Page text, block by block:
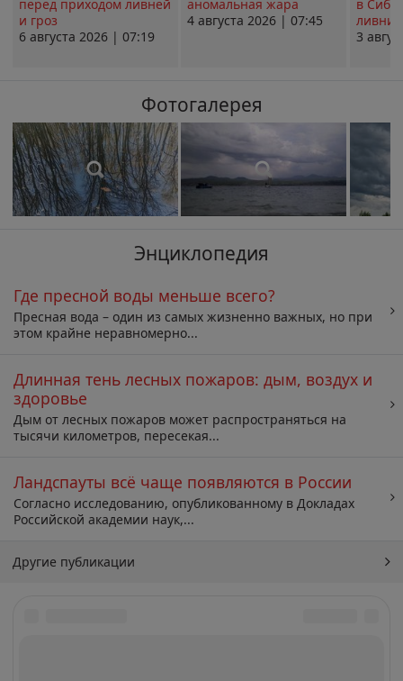
перед приходом ливней
и гроз
6 августа 2026 | 07:19
аномальная жара
4 августа 2026 | 07:45
в
ливни
3
Фотогалерея
Энциклопедия
Где пресной воды меньше всего?
Пресная вода – один из самых жизненно важных, но при
этом крайне неравномерно...
Длинная тень лесных пожаров: дым, воздух и
здоровье
Дым от лесных пожаров может распространяться на
тысячи километров, пересекая...
Ландспауты всё чаще появляются в России
Согласно исследованию, опубликованному в Докладах
Российской академии наук,...
Другие публикации